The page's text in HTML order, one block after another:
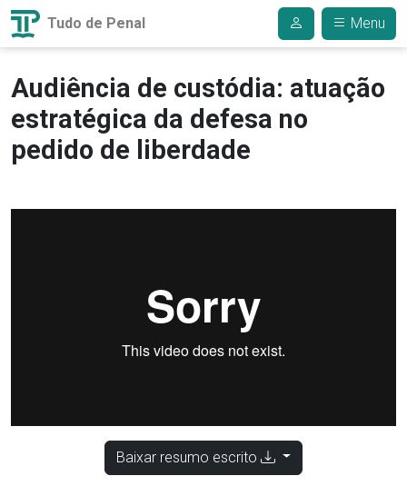
Tudo de Penal Menu
Audiência de custódia: atuação
estratégica da defesa no
pedido de liberdade
Baixar resumo escrito